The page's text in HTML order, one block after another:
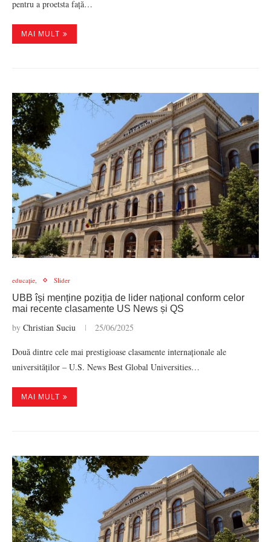
pentru a proetsta față…
MAI MULT
educație, Slider
UBB își menține poziția de lider național conform celor
mai recente clasamente US News și QS
by Christian Suciu 25/06/2025
Două dintre cele mai prestigioase clasamente internaționale ale
universităților – U.S. News Best Global Universities…
MAI MULT